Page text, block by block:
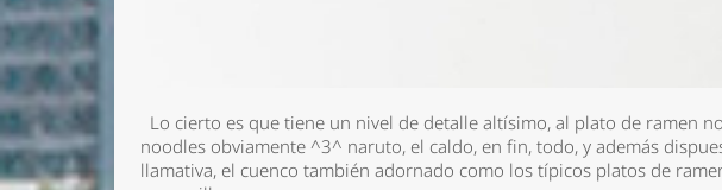
Lo cierto es que tiene un nivel de detalle altísimo, al plato de ramen
noodles obviamente ^3^ naruto, el caldo, en fin, todo, y además
llamativa, el cuenco también adornado como los típicos platos de